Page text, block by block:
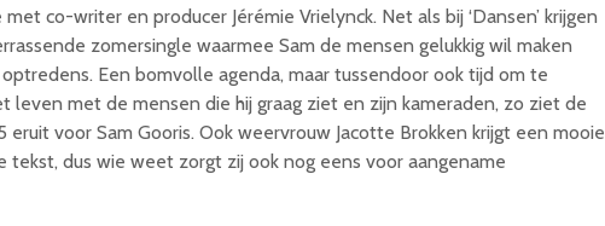
co-writer en producer Jérémie Vrielynck. Net als bij ‘Dansen’ krijgen
zomersingle waarmee Sam de mensen gelukkig wil maken
Een bomvolle agenda, maar tussendoor ook tijd om te
leven met de mensen die hij graag ziet en zijn kameraden, zo ziet de
eruit voor Sam Gooris. Ook weervrouw Jacotte Brokken krijgt een mooie
tekst, dus wie weet zorgt zij ook nog eens voor aangename